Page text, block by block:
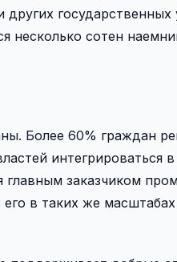
несколько сотен
Более 60% граждан
интегрироваться
главным заказчиком
в таких же